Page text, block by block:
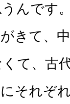
んです
きて、
て、古
それぞ